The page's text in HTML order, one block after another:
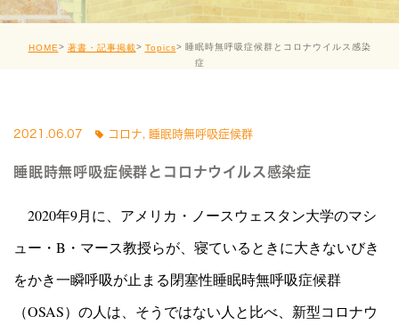
HOME 著書・記事掲載 Topics
睡眠時無呼吸症候群とコロナウイルス感染
症
2021.06.07 コロナ, 睡眠時無呼吸症候群
睡眠時無呼吸症候群とコロナウイルス感染症
2020年9月に、アメリカ・ノースウェスタン大学のマシ
ュー・B・マース教授らが、寝ているときに大きないびき
をかき一瞬呼吸が止まる閉塞性睡眠時無呼吸症候群
（OSAS）の人は、そうではない人と比べ、新型コロナウ